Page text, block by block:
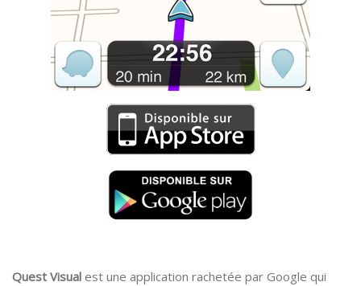
Quest Visual est une application rachetée par Google qui